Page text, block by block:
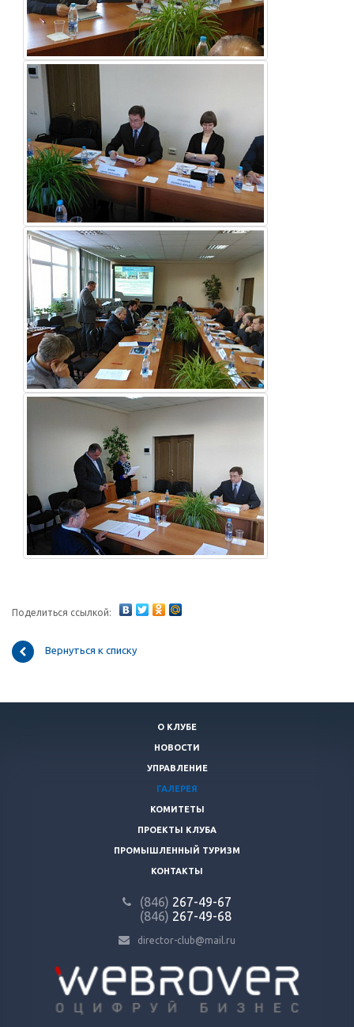
Поделиться ссылкой:
Вернуться к списку
О КЛУБЕ
НОВОСТИ
УПРАВЛЕНИЕ
ГАЛЕРЕЯ
КОМИТЕТЫ
ПРОЕКТЫ КЛУБА
ПРОМЫШЛЕННЫЙ ТУРИЗМ
КОНТАКТЫ
(846) 267-49-67
(846) 267-49-68
director-club@mail.ru